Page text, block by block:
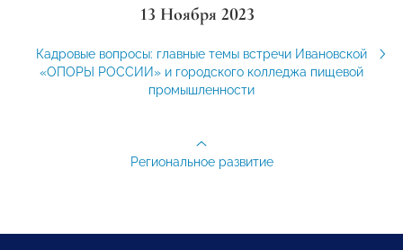
13 Ноября 2023
Кадровые вопросы: главные темы встречи Ивановской
«ОПОРЫ РОССИИ» и городского колледжа пищевой
промышленности
Региональное развитие